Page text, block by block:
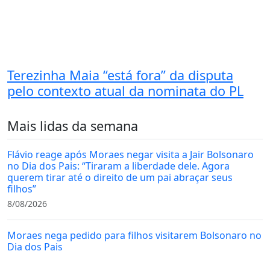
Terezinha Maia “está fora” da disputa
pelo contexto atual da nominata do PL
Mais lidas da semana
Flávio reage após Moraes negar visita a Jair Bolsonaro
no Dia dos Pais: “Tiraram a liberdade dele. Agora
querem tirar até o direito de um pai abraçar seus
filhos”
8/08/2026
Moraes nega pedido para filhos visitarem Bolsonaro no
Dia dos Pais